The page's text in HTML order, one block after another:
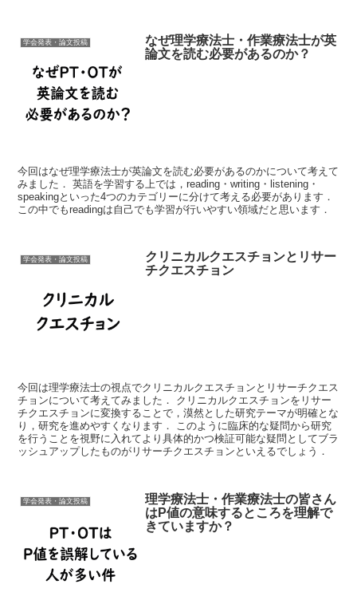
学会発表・論文投稿
なぜ理学療法士・作業療法士が英
論文を読む必要があるのか？
今回はなぜ理学療法士が英論文を読む必要があるのかについて考えて
みました． 英語を学習する上では，reading・writing・listening・
speakingといった4つのカテゴリーに分けて考える必要があります．
この中でもreadingは自己でも学習が行いやすい領域だと思います．
学会発表・論文投稿
クリニカルクエスチョンとリサー
チクエスチョン
今回は理学療法士の視点でクリニカルクエスチョンとリサーチクエス
チョンについて考えてみました． クリニカルクエスチョンをリサー
チクエスチョンに変換することで，漠然とした研究テーマが明確とな
り，研究を進めやすくなります． このように臨床的な疑問から研究
を行うことを視野に入れてより具体的かつ検証可能な疑問としてブラ
ッシュアップしたものがリサーチクエスチョンといえるでしょう．
学会発表・論文投稿
理学療法士・作業療法士の皆さん
はP値の意味するところを理解で
きていますか？